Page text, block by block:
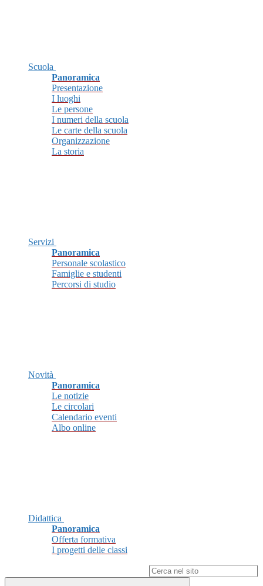
Scuola
Panoramica
Presentazione
I luoghi
Le persone
I numeri della scuola
Le carte della scuola
Organizzazione
La storia
Servizi
Panoramica
Personale scolastico
Famiglie e studenti
Percorsi di studio
Novità
Panoramica
Le notizie
Le circolari
Calendario eventi
Albo online
Didattica
Panoramica
Offerta formativa
I progetti delle classi